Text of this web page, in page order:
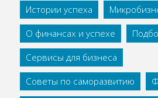
Истории успеха
О финансах и успехе
Сервисы для бизнеса
Советы по саморазвитию